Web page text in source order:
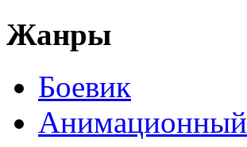
Жанры
Боевик
Анимационный